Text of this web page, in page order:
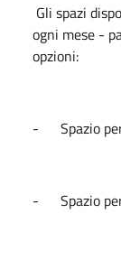
Gli spazi
ogni mese -
opzioni:
- Spazio per
- Spazio per